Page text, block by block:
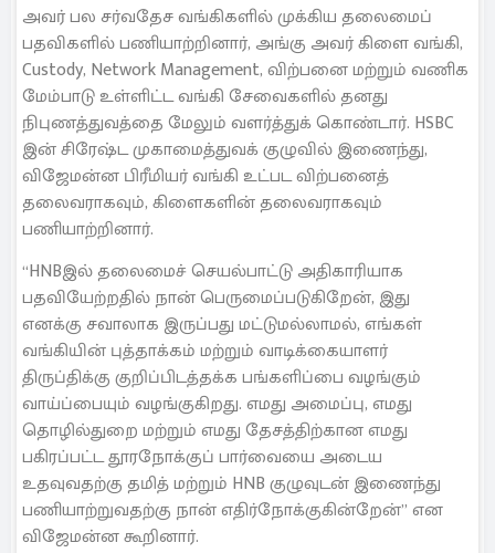
அவர் பல சர்வதேச வங்கிகளில் முக்கிய தலைமைப்
பதவிகளில் பணியாற்றினார், அங்கு அவர் கிளை வங்கி,
Custody, Network Management, விற்பனை மற்றும் வணிக
மேம்பாடு உள்ளிட்ட வங்கி சேவைகளில் தனது
நிபுணத்துவத்தை மேலும் வளர்த்துக் கொண்டார். HSBC
இன் சிரேஷ்ட முகாமைத்துவக் குழுவில் இணைந்து,
விஜேமன்ன பிரீமியர் வங்கி உட்பட விற்பனைத்
தலைவராகவும், கிளைகளின் தலைவராகவும்
பணியாற்றினார்.
“HNBஇல் தலைமைச் செயல்பாட்டு அதிகாரியாக
பதவியேற்றதில் நான் பெருமைப்படுகிறேன், இது
எனக்கு சவாலாக இருப்பது மட்டுமல்லாமல், எங்கள்
வங்கியின் புத்தாக்கம் மற்றும் வாடிக்கையாளர்
திருப்திக்கு குறிப்பிடத்தக்க பங்களிப்பை வழங்கும்
வாய்ப்பையும் வழங்குகிறது. எமது அமைப்பு, எமது
தொழில்துறை மற்றும் எமது தேசத்திற்கான எமது
பகிரப்பட்ட தூரநோக்குப் பார்வையை அடைய
உதவுவதற்கு தமித் மற்றும் HNB குழுவுடன் இணைந்து
பணியாற்றுவதற்கு நான் எதிர்நோக்குகின்றேன்” என
விஜேமன்ன கூறினார்.